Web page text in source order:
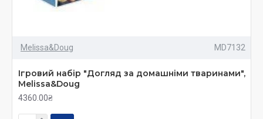
Melissa&Doug MD7132
Ігровий набір "Догляд за домашніми тваринами",
Melissa&Doug
4360.00₴